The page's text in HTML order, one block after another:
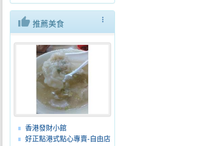
more_vert
thumb_up 推薦美食
香港發財小館
好正點港式點心專賣-自由店